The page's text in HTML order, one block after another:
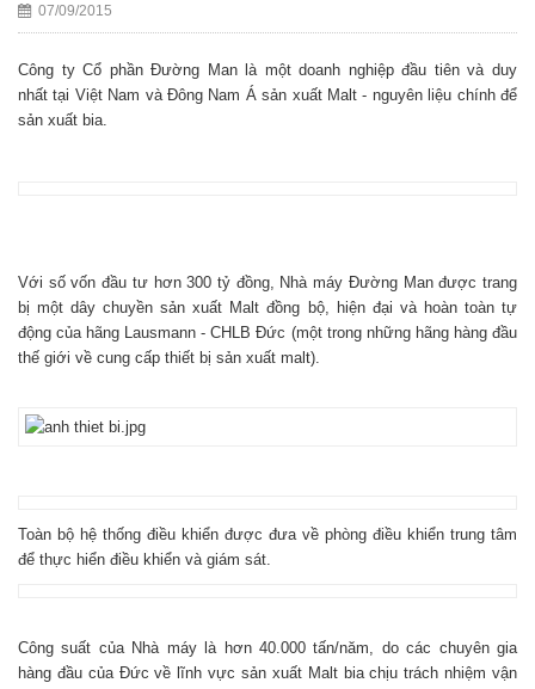
07/09/2015
Công ty Cổ phần Đường Man là một doanh nghiệp đầu tiên và duy
nhất tại Việt Nam và Đông Nam Á sản xuất Malt - nguyên liệu chính để
sản xuất bia.
Với số vốn đầu tư hơn 300 tỷ đồng, Nhà máy Đường Man được trang
bị một dây chuyền sản xuất Malt đồng bộ, hiện đại và hoàn toàn tự
động của hãng Lausmann - CHLB Đức (một trong những hãng hàng đầu
thế giới về cung cấp thiết bị sản xuất malt).
Toàn bộ hệ thống điều khiển được đưa về phòng điều khiển trung tâm
để thực hiển điều khiển và giám sát.
Công suất của Nhà máy là hơn 40.000 tấn/năm, do các chuyên gia
hàng đầu của Đức về lĩnh vực sản xuất Malt bia chịu trách nhiệm vận